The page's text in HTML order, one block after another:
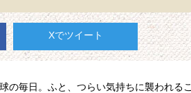
Xでツイート
の毎日。ふと、つらい気持ちに襲われる